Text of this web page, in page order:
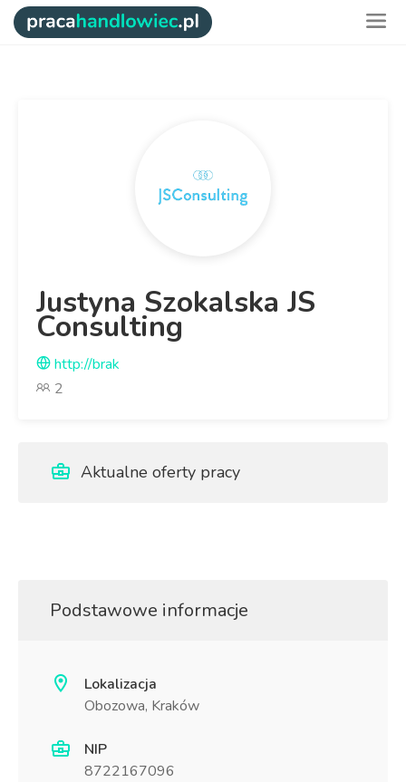
Justyna Szokalska JS
Consulting
http://brak
2
Aktualne oferty pracy
Podstawowe informacje
Lokalizacja
Obozowa, Kraków
NIP
8722167096